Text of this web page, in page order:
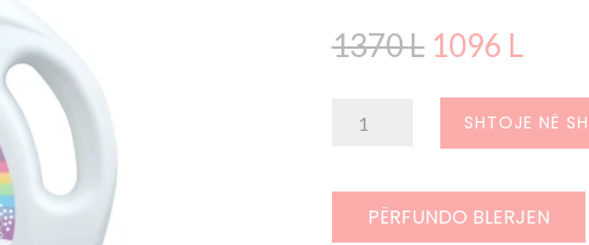
1370L Çmimi
qe:
1370 L.
1096 L
Pharmasept
SHTOJE NË
PËRFUNDO BLERJEN